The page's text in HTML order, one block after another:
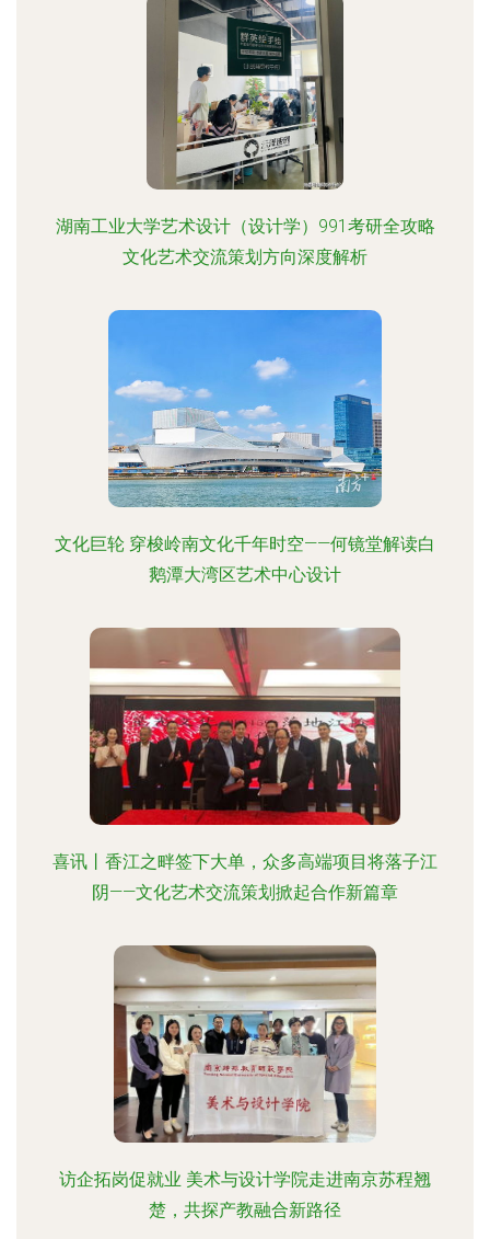
湖南工业大学艺术设计（设计学）991考研全攻略
文化艺术交流策划方向深度解析
文化巨轮 穿梭岭南文化千年时空——何镜堂解读白
鹅潭大湾区艺术中心设计
喜讯丨香江之畔签下大单，众多高端项目将落子江
阴——文化艺术交流策划掀起合作新篇章
访企拓岗促就业 美术与设计学院走进南京苏程翘
楚，共探产教融合新路径